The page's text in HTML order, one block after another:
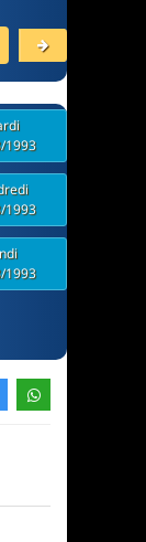
Novembre
1993
1993
1993